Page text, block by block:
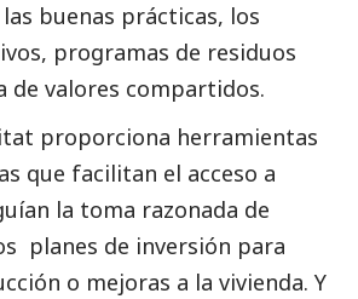
buenas prácticas, los
programas de residuos
de valores compartidos.
proporciona herramientas
que facilitan el acceso a
la toma razonada de
planes de inversión para
o mejoras a la vivienda. Y